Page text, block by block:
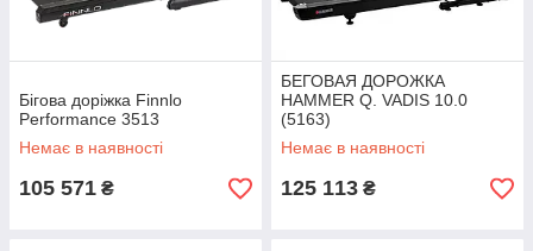
Бігова доріжка Finnlo
Performance 3513
Немає в наявності
105 571 ₴
БЕГОВАЯ ДОРОЖКА
HAMMER Q. VADIS 10.0
(5163)
Немає в наявності
125 113 ₴